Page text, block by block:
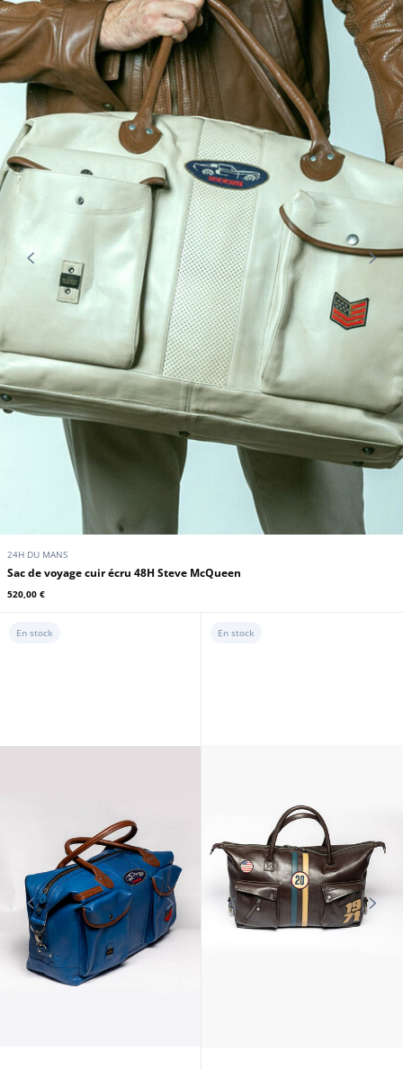
24H DU MANS
Sac de voyage cuir écru 48H Steve McQueen
520,00 €
En stock En stock